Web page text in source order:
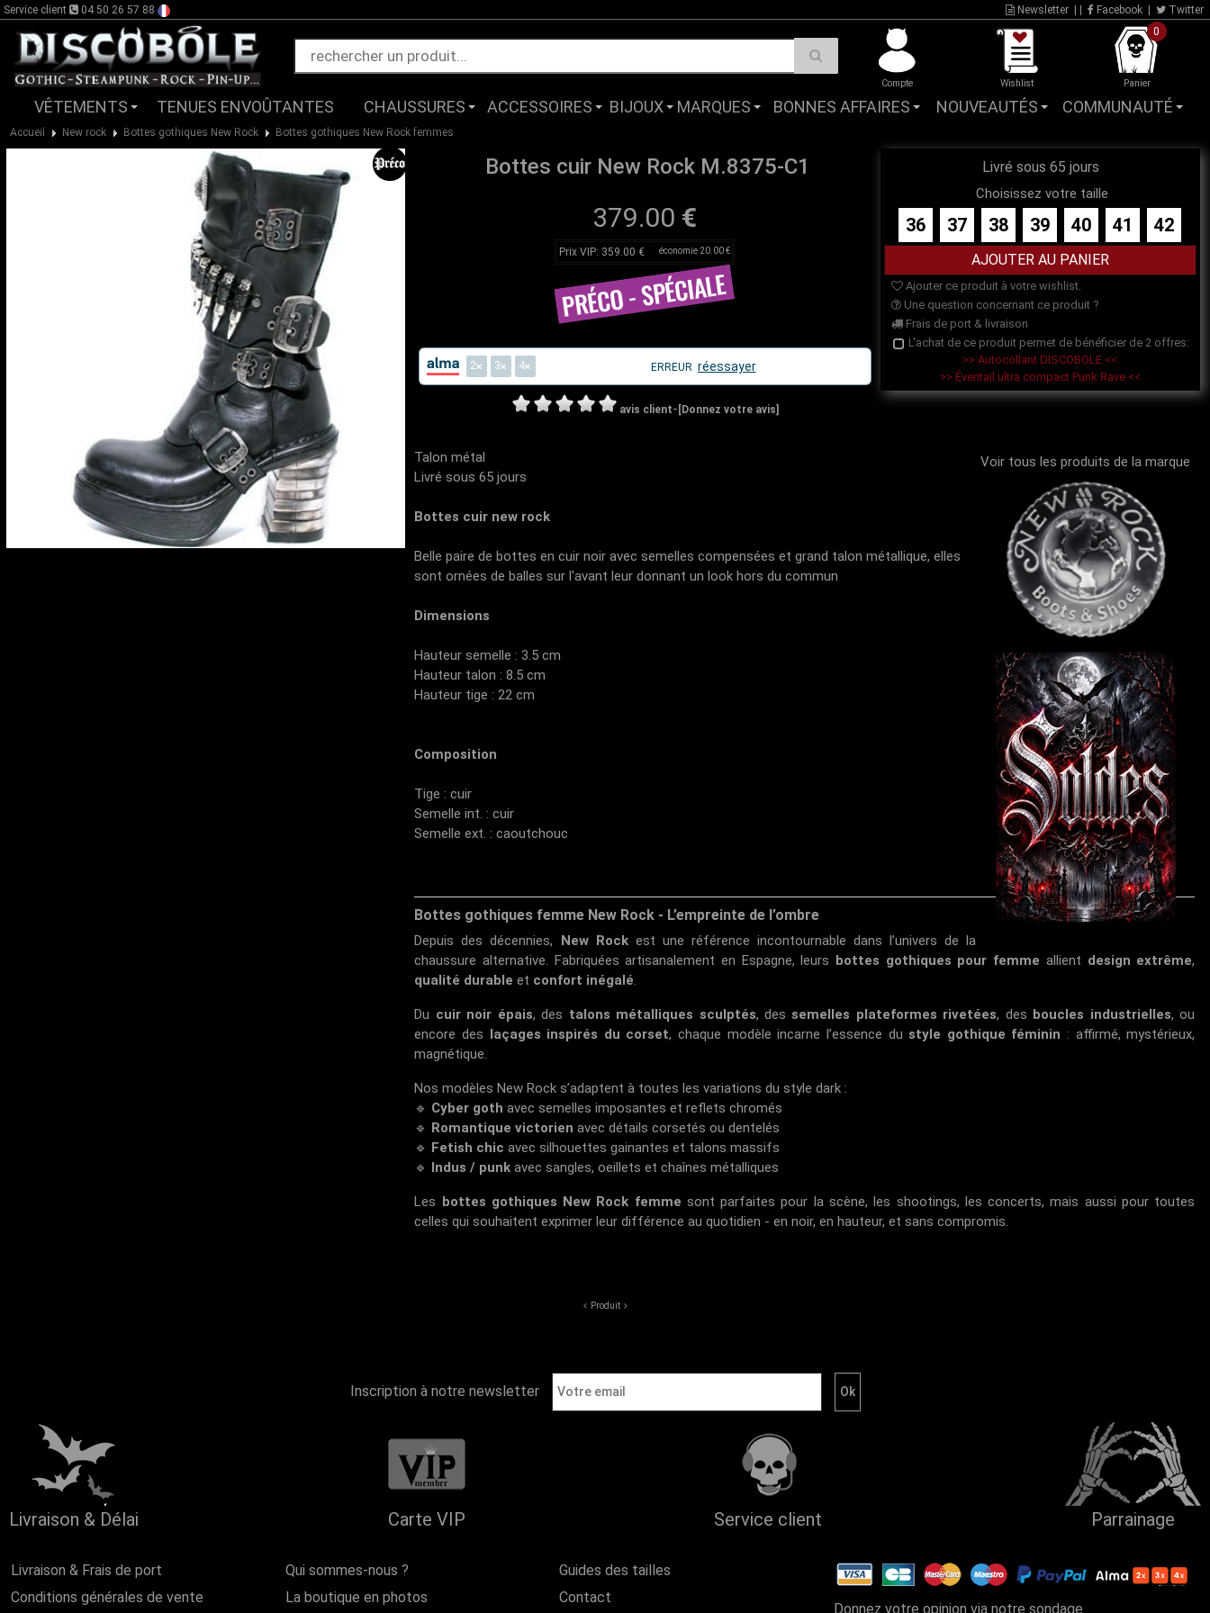
Service client 04 50 26 57 88 Newsletter Facebook Twitter
Compte Wishlist
0
Panier
VÊTEMENTS TENUES ENVOÛTANTES CHAUSSURES ACCESSOIRES BIJOUX MARQUES BONNES AFFAIRES NOUVEAUTÉS COMMUNAUTÉ
Accueil New rock Bottes gothiques New Rock Bottes gothiques New Rock femmes
Bottes cuir New Rock M.8375-C1
379.00 €
Prix VIP: 359.00 € économie 20.00 €
2 3 4 ERREUR réessayer
avis client- [Donnez votre avis]
Livré sous 65 jours
Choisissez votre taille
36 37 38 39 40 41 42
Ajouter ce produit à votre wishlist.
Une question concernant ce produit ?
Frais de port & livraison
L'achat de ce produit permet de bénéficier de 2 offres:
>> Autocollant DISCOBOLE <<
>> Éventail ultra compact Punk Rave <<
Voir tous les produits de la marque
Talon métal
Livré sous 65 jours
Bottes cuir new rock
Belle paire de bottes en cuir noir avec semelles compensées et grand talon métallique, elles
sont ornées de balles sur l'avant leur donnant un look hors du commun
Dimensions
Hauteur semelle : 3.5 cm
Hauteur talon : 8.5 cm
Hauteur tige : 22 cm
Composition
Tige : cuir
Semelle int. : cuir
Semelle ext. : caoutchouc
Bottes gothiques femme New Rock - L’empreinte de l’ombre
Depuis des décennies, New Rockest une référence incontournable dans l’univers de la
chaussure alternative. Fabriquées artisanalement en Espagne, leurs bottes gothiques pour femme allient design extrême,
qualité durable et confort inégalé.
Du cuir noir épais, des talons métalliques sculptés, dessemelles plateformes rivetées, des boucles industrielles, ou
encore des laçages inspirés du corset, chaque modèle incarne l’essence dustyle gothique féminin : affirmé, mystérieux,
magnétique.
Nos modèles New Rock s’adaptent à toutes les variations du style dark :
🔹 Cyber goth avec semelles imposantes et reflets chromés
🔹 Romantique victorien avec détails corsetés ou dentelés
🔹 Fetish chic avec silhouettes gainantes et talons massifs
🔹 Indus / punk avec sangles, oeillets et chaînes métalliques
Les bottes gothiques New Rock femme sont parfaites pour la scène, les shootings, les concerts, mais aussi pour toutes
celles qui souhaitent exprimer leur différence au quotidien - en noir, en hauteur, et sans compromis.
Produit
Inscription à notre newsletter
Livraison & Délai Carte VIP Service client Parrainage
Livraison & Frais de port
Conditions générales de vente
Qui sommes-nous ?
La boutique en photos
Guides des tailles
Contact
Donnez votre opinion via notre sondage